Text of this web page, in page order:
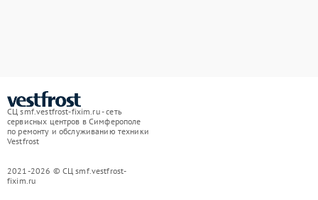
СЦ smf.vestfrost-fixim.ru - сеть
сервисных центров в Симферополе
по ремонту и обслуживанию техники
Vestfrost
2021-2026 © СЦ smf.vestfrost-
fixim.ru